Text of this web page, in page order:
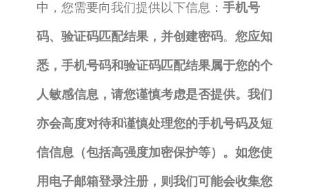
中，您需要向我们提供以下信息： 手机号
码、验证码匹配结果，并创建密码。 您应知
悉，手机号码和验证码匹配结果属于您的个
人敏感信息，请您谨慎考虑是否提供。我们
亦会高度对待和谨慎处理您的手机号码及短
信信息（包括高强度加密保护等）。如您使
用电子邮箱登录注册，则我们可能会收集您